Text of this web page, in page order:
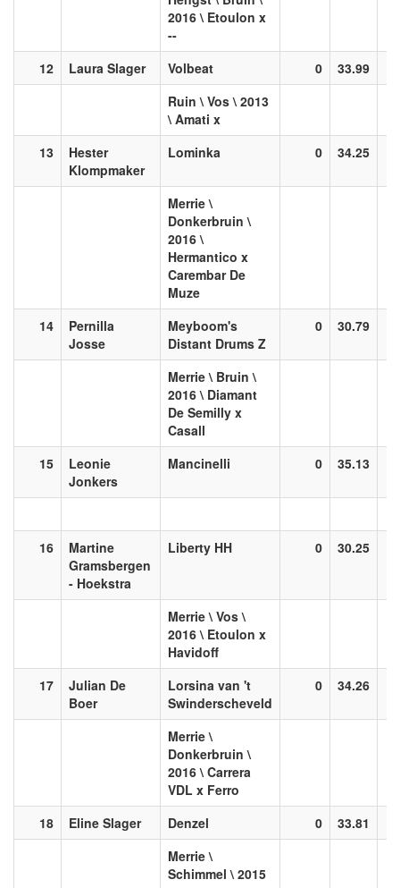
2016 \ Etoulon x
--
12
Laura Slager Volbeat 0
33.99
Ruin \ Vos \ 2013
\ Amati x
13
Hester
Klompmaker
Lominka 0 34.25
Merrie \
Donkerbruin \
2016 \
Hermantico x
Carembar De
Muze
14
Pernilla
Josse
Meyboom's
Distant Drums Z
0 30.79
Merrie \ Bruin \
2016 \ Diamant
De Semilly x
Casall
15
Leonie
Jonkers
Mancinelli 0 35.13
16
Martine
Gramsbergen
- Hoekstra
Liberty HH 0 30.25
Merrie \ Vos \
2016 \ Etoulon x
Havidoff
17
Julian De
Boer
Lorsina van 't
Swinderscheveld
0 34.26
Merrie \
Donkerbruin \
2016 \ Carrera
VDL x Ferro
18
Eline Slager Denzel 0
33.81
Merrie \
Schimmel \ 2015